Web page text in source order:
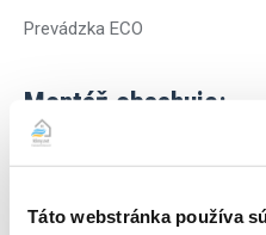
Táto webstránka používa
Prevádzka ECO
Montáž obsahuje:
zariadenia a materiálu vrátane